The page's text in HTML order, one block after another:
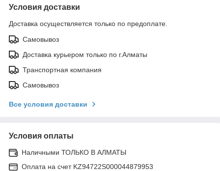
Условия доставки
Доставка осуществляется только по предоплате.
Самовывоз
Доставка курьером только по г.Алматы
Транспортная компания
Самовывоз
Все условия доставки
Условия оплаты
Наличными ТОЛЬКО В АЛМАТЫ
Оплата на счет KZ94722S000044879953